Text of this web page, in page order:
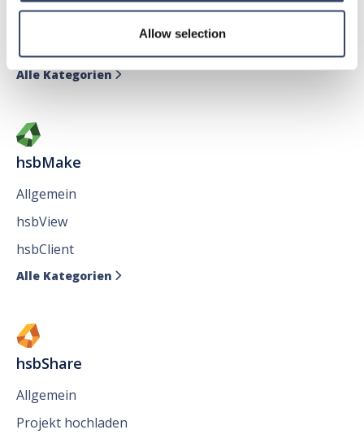
Allow selection
Alle Kategorien 
hsbMake
Allgemein
hsbView
hsbClient
Alle Kategorien 
hsbShare
Allgemein
Projekt hochladen